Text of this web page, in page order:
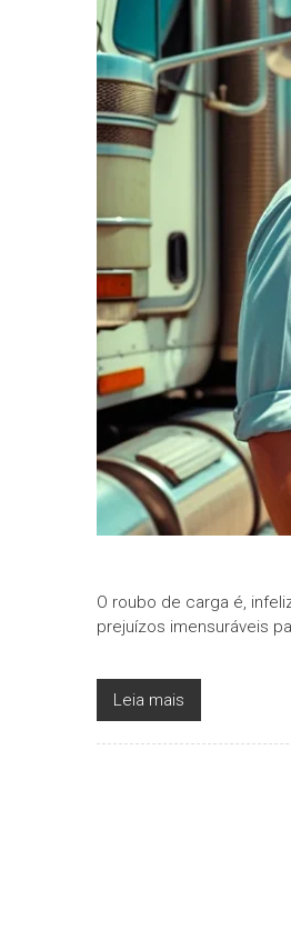
informe-nos
a sua
necessidade.
O roubo de carga é,
prejuízos imensuráveis
Leia mais